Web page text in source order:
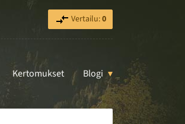
Vertailu:0
Kertomukset Blogi